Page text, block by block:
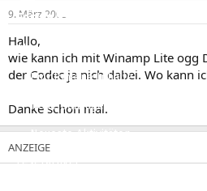
Forum
Aktuelles
Empfohlene Inhalte
Neue Beiträge
Neueste Aktivitäten
Leserartikel
l
e
r
t
m
9. März 2005
Hallo,
wie kann ich mit Winamp Lite ogg
der Codec ja nich dabei. Wo kann
Danke schon mal.